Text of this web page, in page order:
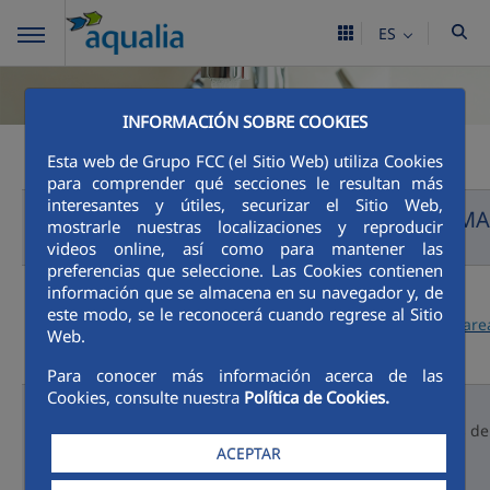
INFORMACIÓN SOBRE COOKIES
Esta web de Grupo FCC (el Sitio Web) utiliza Cookies
para comprender qué secciones le resultan más
interesantes y útiles, securizar el Sitio Web,
mostrarle nuestras localizaciones y reproducir
videos online, así como para mantener las
preferencias que seleccione. Las Cookies contienen
información que se almacena en su navegador y, de
este modo, se le reconocerá cuando regrese al Sitio
Web.
Para conocer más información acerca de las
Cookies, consulte nuestra Política de Cookies.
ACEPTAR
ES
Contacto para
consultas o
quejas
https://www.aqualia.com/es/
recibidas
El porcentaje de reclamaciones
0,28%.